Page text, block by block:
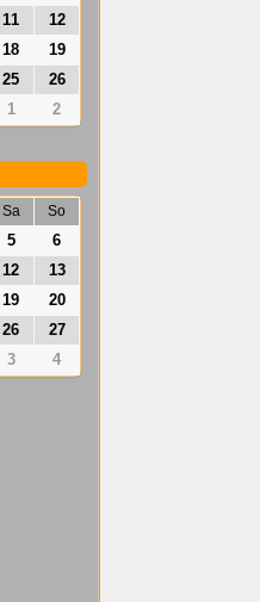
11
12
18
19
25
26
1 2
Sa So
5
6
12
13
19
20
26
27
3 4